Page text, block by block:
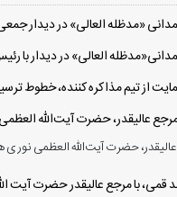
«مدظله العالی» در دیدار
العالی» در دیدار با
حمایت از تیم مذاکره کننده،
مرجع عالیقدر، حضرت آیت‌الله
عالیقدر، حضرت آیت‌الله العظمی
با مرجع عالیقدر حضرت آیت